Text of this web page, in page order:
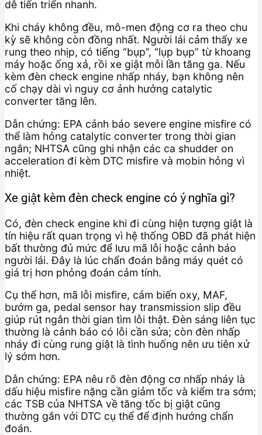
dễ tiến triển nhanh.
Khi cháy không đều, mô-men động cơ ra theo chu
kỳ sẽ không còn đồng nhất. Người lái cảm thấy xe
rung theo nhịp, có tiếng “bụp”, “lụp bụp” từ khoang
máy hoặc ống xả, rồi xe giật mỗi lần tăng ga. Nếu
kèm đèn check engine nhấp nháy, bạn không nên
cố chạy dài vì nguy cơ ảnh hưởng catalytic
converter tăng lên.
Dẫn chứng: EPA cảnh báo severe engine misfire có
thể làm hỏng catalytic converter trong thời gian
ngắn; NHTSA cũng ghi nhận các ca shudder on
acceleration đi kèm DTC misfire và mobin hỏng vì
nhiệt.
Xe giật kèm đèn check engine có ý nghĩa gì?
Có, đèn check engine khi đi cùng hiện tượng giật là
tín hiệu rất quan trọng vì hệ thống OBD đã phát hiện
bất thường đủ mức để lưu mã lỗi hoặc cảnh báo
người lái. Đây là lúc chẩn đoán bằng máy quét có
giá trị hơn phỏng đoán cảm tính.
Cụ thể hơn, mã lỗi misfire, cảm biến oxy, MAF,
bướm ga, pedal sensor hay transmission slip đều
giúp rút ngắn thời gian tìm lỗi thật. Đèn sáng liên tục
thường là cảnh báo có lỗi cần sửa; còn đèn nhấp
nháy đi cùng rung giật là tình huống nên ưu tiên xử
lý sớm hơn.
Dẫn chứng: EPA nêu rõ đèn động cơ nhấp nháy là
dấu hiệu misfire nặng cần giảm tốc và kiểm tra sớm;
các TSB của NHTSA về tăng tốc bị giật cũng
thường gắn với DTC cụ thể để định hướng chẩn
đoán.